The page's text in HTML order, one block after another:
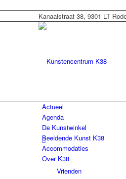
Kanaalstraat 38, 9301 LT
Actueel
Agenda
De Kunstwinkel
Beeldende Kunst K38
Accommodaties
Over K38
Vrienden